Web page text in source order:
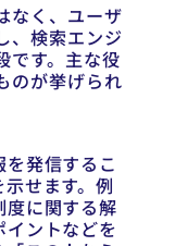
なく、ユーザ
、検索エンジ
です。主な役
のが挙げられ
発信するこ
せます。例
度に関する解
ントなどを